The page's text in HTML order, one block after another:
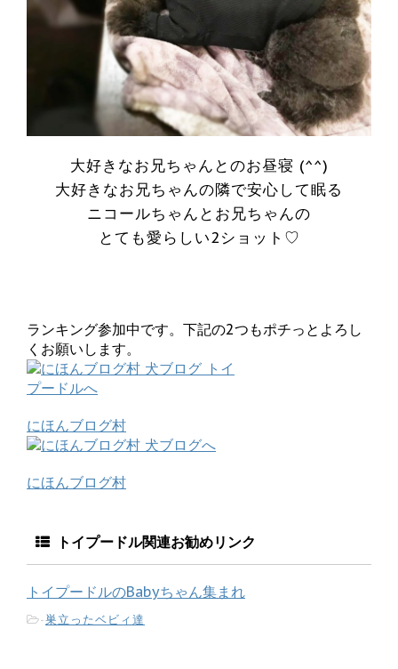
大好きなお兄ちゃんとのお昼寝 (^^)
大好きなお兄ちゃんの隣で安心して眠る
ニコールちゃんとお兄ちゃんの
とても愛らしい2ショット♡
ランキング参加中です。下記の2つもポチっとよろし
くお願いします。
にほんブログ村
にほんブログ村
トイプードル関連お勧めリンク
トイプードルのBabyちゃん集まれ
-巣立ったベビィ達